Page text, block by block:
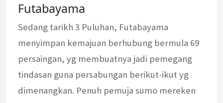
Futabayama
Sedang tarikh 3 Puluhan, Futabayama
menyimpan kemajuan berhubung bermula 69
persaingan, yg membuatnya jadi pemegang
tindasan guna persabungan berikut-ikut yg
dimenangkan. Penuh pemuja sumo mereken